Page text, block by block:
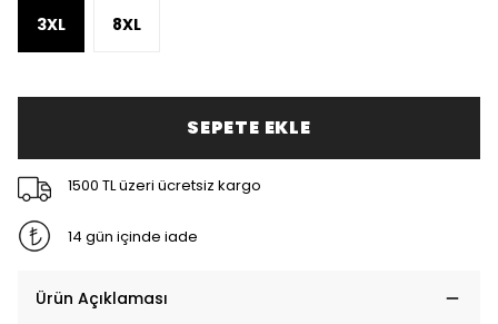
3XL 8XL
SEPETE EKLE
1500 TL üzeri ücretsiz kargo
14 gün içinde iade
Ürün Açıklaması